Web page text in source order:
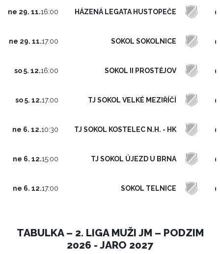
ne 29. 11.16:00 HÁZENÁ LEGATA HUSTOPEČE
ne 29. 11.17:00 SOKOL SOKOLNICE
so 5. 12.16:00 SOKOL II PROSTĚJOV
so 5. 12.17:00 TJ SOKOL VELKÉ MEZIŘÍČÍ
ne 6. 12.10:30 TJ SOKOL KOSTELEC N.H. - HK
ne 6. 12.15:00 TJ SOKOL ÚJEZD U BRNA
ne 6. 12.17:00 SOKOL TELNICE
TABULKA – 2. LIGA MUŽI JM – PODZIM
2026 - JARO 2027